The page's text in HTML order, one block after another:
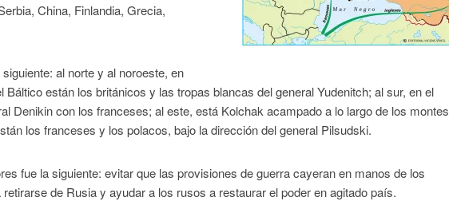
China, Finlandia, Grecia,
al norte y al noroeste, en
están los británicos y las tropas blancas del general Yudenitch; al sur, en el
Denikin con los franceses; al este, está Kolchak acampado a lo largo de los montes
los franceses y los polacos, bajo la dirección del general Pilsudski.
fue la siguiente: evitar que las provisiones de guerra cayeran en manos de los
de Rusia y ayudar a los rusos a restaurar el poder en agitado país.